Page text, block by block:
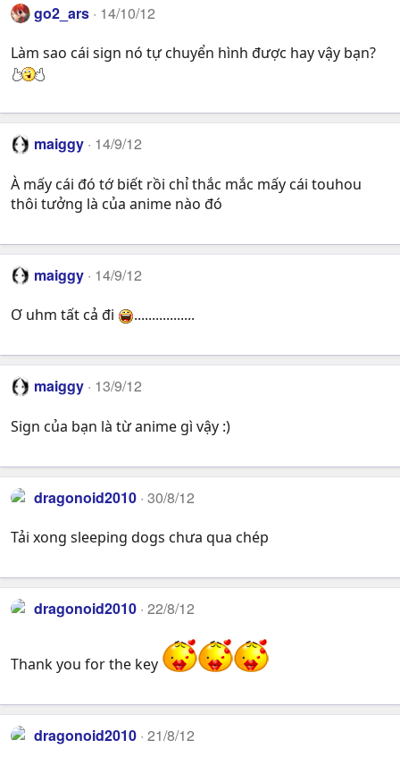
go2_ars 14/10/12
Làm sao cái sign nó tự chuyển hình được hay vậy bạn?
maiggy 14/9/12
À mấy cái đó tớ biết rồi chỉ thắc mắc mấy cái touhou
thôi tưởng là của anime nào đó
maiggy 14/9/12
Ơ uhm tất cả đi .................
maiggy 13/9/12
Sign của bạn là từ anime gì vậy :)
dragonoid2010 30/8/12
Tải xong sleeping dogs chưa qua chép
dragonoid2010 22/8/12
Thank you for the key
dragonoid2010 21/8/12